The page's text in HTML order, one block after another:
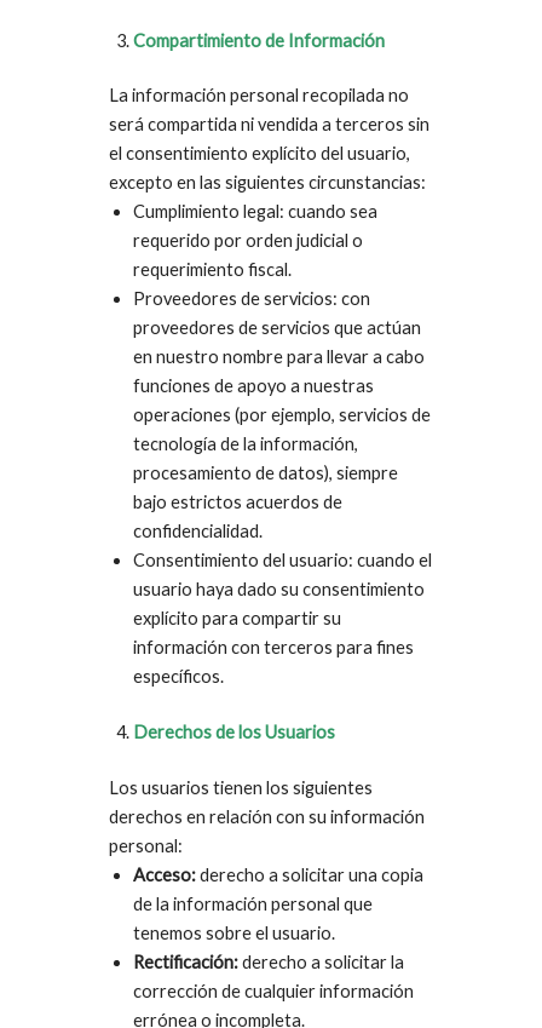
Compartimiento de Información
La información personal recopilada no
será compartida ni vendida a terceros sin
el consentimiento explícito del usuario,
excepto en las siguientes circunstancias:
Cumplimiento legal: cuando sea
requerido por orden judicial o
requerimiento fiscal.
Proveedores de servicios: con
proveedores de servicios que actúan
en nuestro nombre para llevar a cabo
funciones de apoyo a nuestras
operaciones (por ejemplo, servicios de
tecnología de la información,
procesamiento de datos), siempre
bajo estrictos acuerdos de
confidencialidad.
Consentimiento del usuario: cuando el
usuario haya dado su consentimiento
explícito para compartir su
información con terceros para fines
específicos.
Derechos de los Usuarios
Los usuarios tienen los siguientes
derechos en relación con su información
personal:
Acceso:derecho a solicitar una copia
de la información personal que
tenemos sobre el usuario.
Rectificación:derecho a solicitar la
corrección de cualquier información
errónea o incompleta.